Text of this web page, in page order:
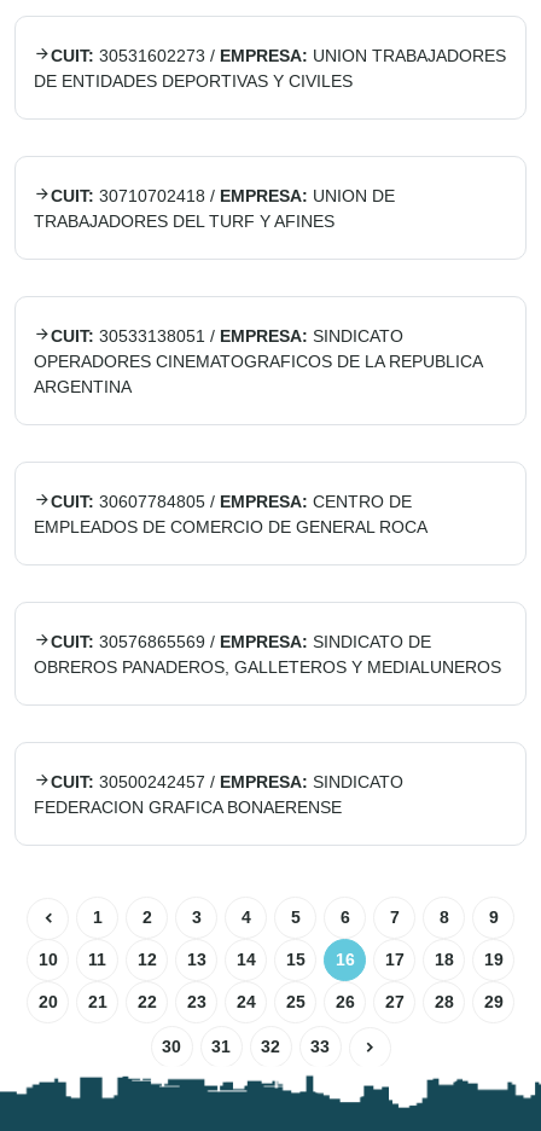
CUIT: 30531602273 / EMPRESA: UNION TRABAJADORES
DE ENTIDADES DEPORTIVAS Y CIVILES
CUIT: 30710702418 / EMPRESA: UNION DE
TRABAJADORES DEL TURF Y AFINES
CUIT: 30533138051 / EMPRESA: SINDICATO
OPERADORES CINEMATOGRAFICOS DE LA REPUBLICA
ARGENTINA
CUIT: 30607784805 / EMPRESA: CENTRO DE
EMPLEADOS DE COMERCIO DE GENERAL ROCA
CUIT: 30576865569 / EMPRESA: SINDICATO DE
OBREROS PANADEROS, GALLETEROS Y MEDIALUNEROS
CUIT: 30500242457 / EMPRESA: SINDICATO
FEDERACION GRAFICA BONAERENSE
1 2 3 4 5 6 7 8 9
10 11 12 13 14 15 16 17 18 19
20 21 22 23 24 25 26 27 28 29
30 31 32 33